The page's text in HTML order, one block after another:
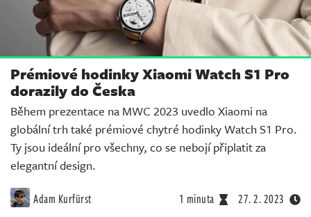
Prémiové hodinky Xiaomi Watch S1 Pro
dorazily do Česka
Během prezentace na MWC 2023 uvedlo Xiaomi na
globální trh také prémiové chytré hodinky Watch S1 Pro.
Ty jsou ideální pro všechny, co se nebojí připlatit za
elegantní design.
Adam Kurfürst 1 minuta 27. 2. 2023